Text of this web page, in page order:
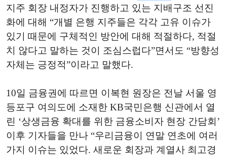
지주 회장 내정자가 진행하고 있는 지배구조 선진
화에 대해 “개별 은행 지주들은 각각 고유 이슈가
있기 때문에 구체적인 방안에 대해 적절하다, 적절
치 않다고 말하는 것이 조심스럽다”면서도 “방향성
자체는 긍정적”이라고 말했다.
10일 금융권에 따르면 이복현 원장은 전날 서울 영
등포구 여의도에 소재한 KB국민은행 신관에서 열
린 ‘상생금융 확대를 위한 금융소비자 현장 간담회’
이후 기자들을 만나 “우리금융이 연말 연초에 여러
가지 이슈는 있었다. 새로운 회장과 계열사 최고경